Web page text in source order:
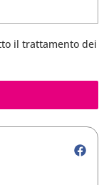
il trattamento dei